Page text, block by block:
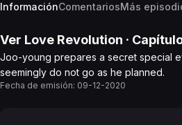
InformaciónComentariosMás
Ver Love Revolution ·
Joo-young prepares a secret special
seemingly do not go as he planned.
Fecha de emisión: 09-12-2020